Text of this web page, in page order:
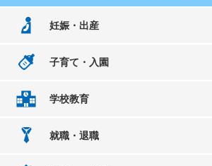
妊娠・出産
子育て・入園
学校教育
就職・退職